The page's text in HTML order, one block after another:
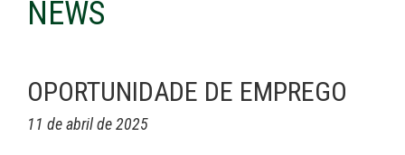
NEWS
OPORTUNIDADE DE EMPREGO
11 de abril de 2025